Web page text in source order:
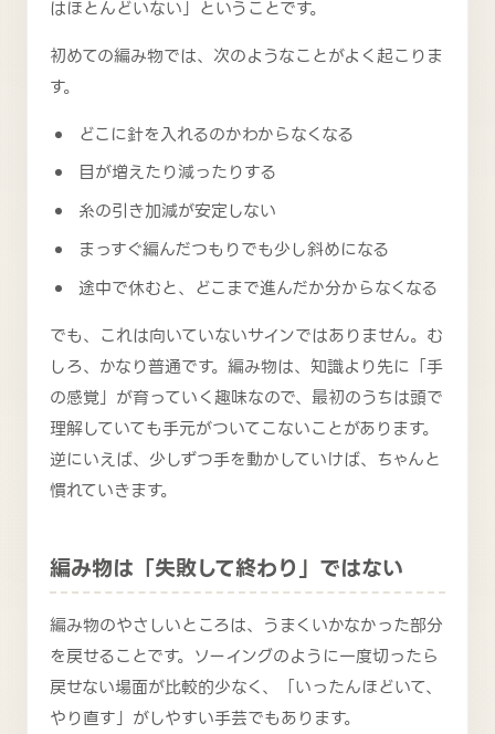
はほとんどいない」ということです。
初めての編み物では、次のようなことがよく起こりま
す。
どこに針を入れるのかわからなくなる
目が増えたり減ったりする
糸の引き加減が安定しない
まっすぐ編んだつもりでも少し斜めになる
途中で休むと、どこまで進んだか分からなくなる
でも、これは向いていないサインではありません。む
しろ、かなり普通です。編み物は、知識より先に「手
の感覚」が育っていく趣味なので、最初のうちは頭で
理解していても手元がついてこないことがあります。
逆にいえば、少しずつ手を動かしていけば、ちゃんと
慣れていきます。
編み物は「失敗して終わり」ではない
編み物のやさしいところは、うまくいかなかった部分
を戻せることです。ソーイングのように一度切ったら
戻せない場面が比較的少なく、「いったんほどいて、
やり直す」がしやすい手芸でもあります。